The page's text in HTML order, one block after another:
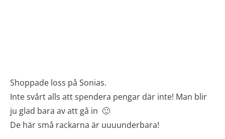
Shoppade loss på Sonias.
Inte svårt alls att spendera pengar där inte! Man blir
ju glad bara av att gå in 🙂
De här små rackarna är uuuunderbara!